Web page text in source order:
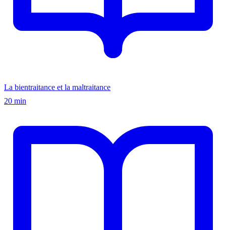
La bientraitance et la maltraitance
20 min